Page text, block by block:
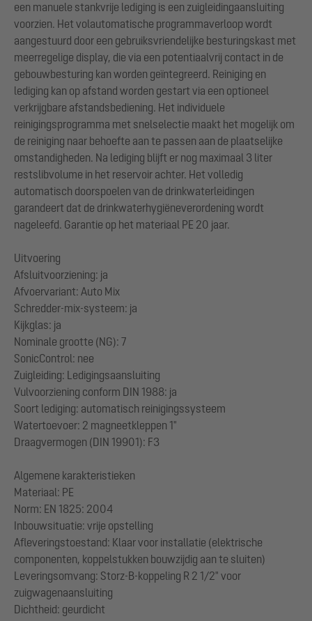
een manuele stankvrije lediging is een zuigleidingaansluiting
voorzien. Het volautomatische programmaverloop wordt
aangestuurd door een gebruiksvriendelijke besturingskast met
meerregelige display, die via een potentiaalvrij contact in de
gebouwbesturing kan worden geïntegreerd. Reiniging en
lediging kan op afstand worden gestart via een optioneel
verkrijgbare afstandsbediening. Het individuele
reinigingsprogramma met snelselectie maakt het mogelijk om
de reiniging naar behoefte aan te passen aan de plaatselijke
omstandigheden. Na lediging blijft er nog maximaal 3 liter
restslibvolume in het reservoir achter. Het volledig
automatisch doorspoelen van de drinkwaterleidingen
garandeert dat de drinkwaterhygiëneverordening wordt
nageleefd. Garantie op het materiaal PE 20 jaar.
Uitvoering
Afsluitvoorziening: ja
Afvoervariant: Auto Mix
Schredder-mix-systeem: ja
Kijkglas: ja
Nominale grootte (NG): 7
SonicControl: nee
Zuigleiding: Ledigingsaansluiting
Vulvoorziening conform DIN 1988: ja
Soort lediging: automatisch reinigingssysteem
Watertoevoer: 2 magneetkleppen 1"
Draagvermogen (DIN 19901): F3
Algemene karakteristieken
Materiaal: PE
Norm: EN 1825: 2004
Inbouwsituatie: vrije opstelling
Afleveringstoestand: Klaar voor installatie (elektrische
componenten, koppelstukken bouwzijdig aan te sluiten)
Leveringsomvang: Storz-B-koppeling R 2 1/2" voor
zuigwagenaansluiting
Dichtheid: geurdicht